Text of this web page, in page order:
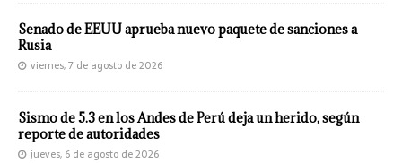
Senado de EEUU aprueba nuevo paquete de sanciones a
Rusia
viernes, 7 de agosto de 2026
Sismo de 5.3 en los Andes de Perú deja un herido, según
reporte de autoridades
jueves, 6 de agosto de 2026